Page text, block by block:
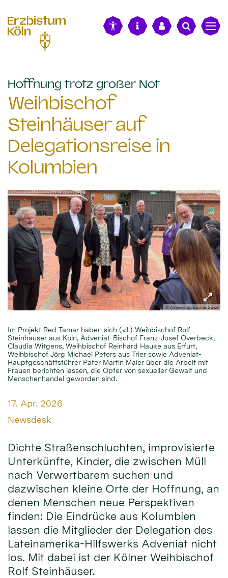
Hoffnung trotz großer Not:
Weihbischof
Steinhäuser auf
Delegationsreise in
Kolumbien
© Adveniat/Johannes Duwe
Im Projekt Red Tamar haben sich (v.l.) Weihbischof Rolf
Steinhäuser aus Köln, Adveniat-Bischof Franz-Josef Overbeck,
Claudia Witgens, Weihbischof Reinhard Hauke aus Erfurt,
Weihbischof Jörg Michael Peters aus Trier sowie Adveniat-
Hauptgeschäftsführer Pater Martin Maier über die Arbeit mit
Frauen berichten lassen, die Opfer von sexueller Gewalt und
Menschenhandel geworden sind.
Datum:
17. Apr. 2026
Von:
Newsdesk
Dichte Straßenschluchten, improvisierte
Unterkünfte, Kinder, die zwischen Müll
nach Verwertbarem suchen und
dazwischen kleine Orte der Hoffnung, an
denen Menschen neue Perspektiven
finden: Die Eindrücke aus Kolumbien
lassen die Mitglieder der Delegation des
Lateinamerika-Hilfswerks Adveniat nicht
los. Mit dabei ist der Kölner Weihbischof
Rolf Steinhäuser.